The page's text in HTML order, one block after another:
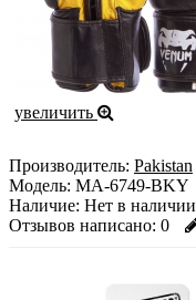
увеличить
Производитель: Pakistan
Модель: MA-6749-BKY
Наличие: Нет в наличии
Отзывов написано: 0